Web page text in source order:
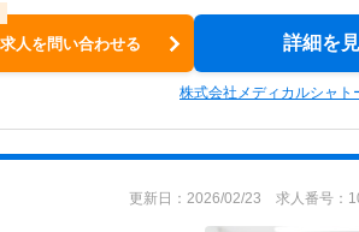
人を問い合わせる 詳細を
株式会社メディカルシャト
更新日：2026/02/23 求人番号：